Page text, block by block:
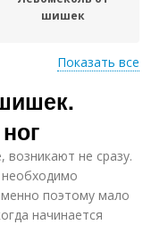
шишек
Показать все
не сразу.
поэтому мало
начинается